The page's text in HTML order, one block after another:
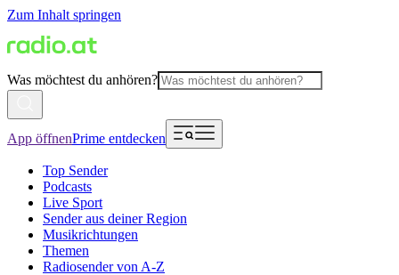
Zum Inhalt springen
Was möchtest du anhören?
App öffnenPrime entdecken
Top Sender
Podcasts
Live Sport
Sender aus deiner Region
Musikrichtungen
Themen
Radiosender von A-Z